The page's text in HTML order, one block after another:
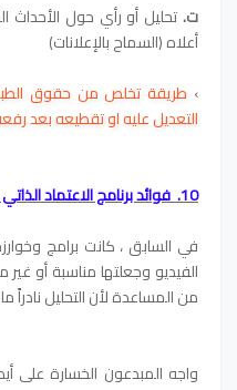
ت. تحليل أو رأي حول الأحداث
أعلاه (السماح بالإعلانات)
› طريقة تخلص من حقوق
التعديل عليه او تقطيعه بعد
10. فوائد برنامج الاعتماد الذاتي على YouTube
الفيديو وجعلتها مناسبة أو
من المساعدة لأن التحليل نادراً
واجه المبدعون الخسارة على